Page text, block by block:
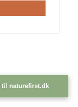
til naturefirst.dk